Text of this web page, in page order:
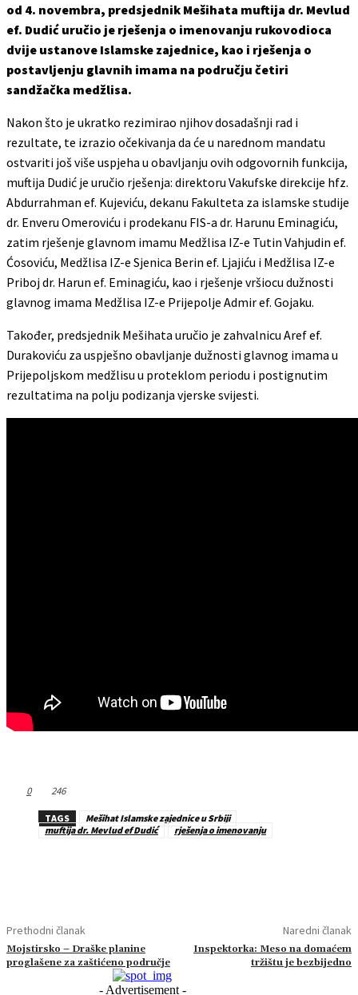
od 4. novembra, predsjednik Mešihata muftija dr. Mevlud
ef. Dudić uručio je rješenja o imenovanju rukovodioca
dvije ustanove Islamske zajednice, kao i rješenja o
postavljenju glavnih imama na području četiri
sandžačka medžlisa.
Nakon što je ukratko rezimirao njihov dosadašnji rad i
rezultate, te izrazio očekivanja da će u narednom mandatu
ostvariti još više uspjeha u obavljanju ovih odgovornih funkcija,
muftija Dudić je uručio rješenja: direktoru Vakufske direkcije hfz.
Abdurrahman ef. Kujeviću, dekanu Fakulteta za islamske studije
dr. Enveru Omeroviću i prodekanu FIS-a dr. Harunu Eminagiću,
zatim rješenje glavnom imamu Medžlisa IZ-e Tutin Vahjudin ef.
Ćosoviću, Medžlisa IZ-e Sjenica Berin ef. Ljajiću i Medžlisa IZ-e
Priboj dr. Harun ef. Eminagiću, kao i rješenje vršiocu dužnosti
glavnog imama Medžlisa IZ-e Prijepolje Admir ef. Gojaku.
Također, predsjednik Mešihata uručio je zahvalnicu Aref ef.
Durakoviću za uspješno obavljanje dužnosti glavnog imama u
Prijepoljskom medžlisu u proteklom periodu i postignutim
rezultatima na polju podizanja vjerske svijesti.
0 246
TAGS
Mešihat Islamske zajednice u Srbiji
muftija dr. Mevlud ef Dudić
rješenja o imenovanju
Prethodni članak
Mojstirsko – Draške planine
proglašene za zaštićeno područje
Naredni članak
Inspektorka: Meso na domaćem
tržištu je bezbijedno
- Advertisement -